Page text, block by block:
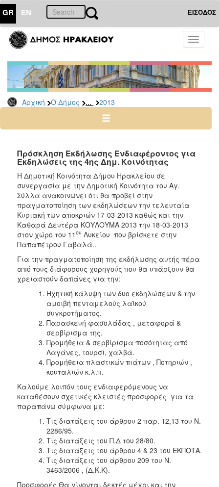
GR EN ΕΙΣΟΔΟΣ
Toggle
Αρχική Ο Δήμος ... 2013
ΔΗΜΟΣ
Διακηρύξεις
-
Δημοπρασίες
Αρχείο
2025
2023
2022
2021
2020
2019
2018
2017
2016
2015
2013
ΑΝΘΕΚΤΙΚΗ
ΠΟΛΗ
Πρόσκληση Εκδήλωσης Ενδιαφέροντος για
Εκδηλώσεις της 4ης Δημ. Κοινότητας
Η Δημοτική Κοινότητα Δήμου Ηρακλείου σε
συνεργασία με την Δημοτική Κοινότητα του Αγ.
Σύλλα ανακοινώνει ότι θα προβεί στην
πραγματοποίηση των εκδηλώσεων την τελευταία
Κυριακή των αποκριών 17-03-2013 καθώς και την
Καθαρά Δευτέρα ΚΟΥΛΟΥΜΑ 2013 την 18-03-2013
στον χώρο του 11 ου Λυκείου που βρίσκετε στην
Παπαπέτρου Γαβαλά..
Για την πραγματοποίηση της εκδήλωσης αυτής πέρα
από τους διάφορους χορηγούς που θα υπάρξουν θα
χρειαστούν δαπάνες για την:
Ηχητική κάλυψη των δυο εκδηλώσεων & την
αμοιβή πενταμελούς λαϊκού
συγκροτήματος.
Παρασκευή φασολάδας , μεταφορά &
σερβίρισμα της.
Προμήθεια & σερβίρισμα ποσότητας από
Λαγάνες, τουρσί, χαλβά.
Προμήθεια πλαστικών πιάτων , Ποτηριών ,
κουταλιών κ.λ.π.
Καλούμε λοιπόν τους ενδιαφερόμενους να
καταθέσουν σχετικές κλειστές προσφορές για τα
παραπάνω σύμφωνα με:
Τις διατάξεις του άρθρου 2 παρ. 12,13 του Ν.
2286/95.
Τις διατάξεις του Π.Δ του 28/80.
Τις διατάξεις του άρθρου 4 & 23 του ΕΚΠΟΤΑ.
Τις διατάξεις του άρθρου 209 του Ν.
3463/2006 , (Δ.Κ.Κ).
Προσφορές Θα γίνονται δεκτές μέχρι και την